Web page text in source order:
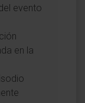
evento
en la